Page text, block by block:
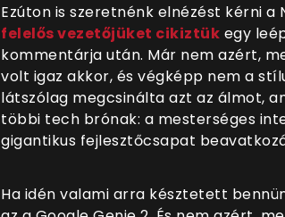
Ezúton is szeretnénk elnézést kérni a
felelős vezetőjüket cikiztük egy
kommentárja után. Már nem azért,
volt igaz akkor, és végképp nem a
látszólag megcsinálta azt az álmot,
többi tech brónak: a mesterséges
gigantikus fejlesztőcsapat
Ha idén valami arra késztetett